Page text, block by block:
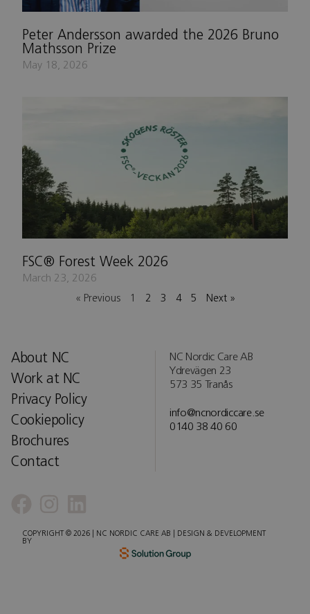
Peter Andersson awarded the 2026 Bruno
Mathsson Prize
May 18, 2026
FSC® Forest Week 2026
March 23, 2026
« Previous 1 2 3 4 5 Next »
About NC
Work at NC
Privacy Policy
Cookiepolicy
Brochures
Contact
NC Nordic Care AB
Ydrevägen 23
573 35 Tranås
info@ncnordiccare.se
0140 38 40 60
COPYRIGHT © 2026 | NC NORDIC CARE AB | DESIGN & DEVELOPMENT
BY